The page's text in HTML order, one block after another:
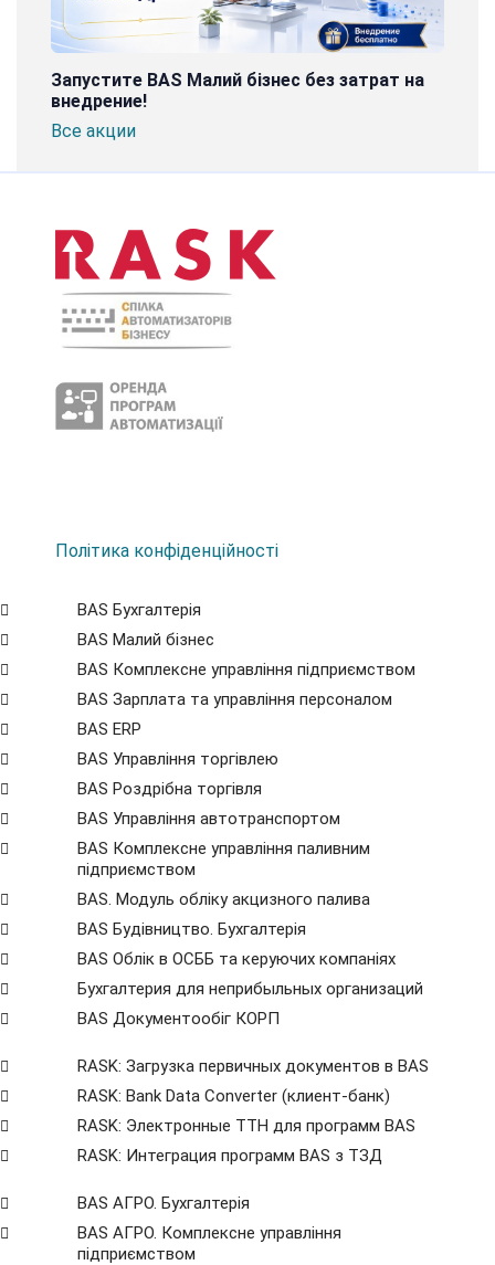
Запустите BAS Малий бізнес без затрат на
внедрение!
Все акции
Політика конфіденційності
BAS Бухгалтерія
BAS Малий бізнес
BAS Комплексне управління підприємством
BAS Зарплата та управління персоналом
BAS ERP
BAS Управління торгівлею
BAS Роздрібна торгівля
BAS Управління автотранспортом
BAS Комплексне управління паливним
підприємством
BAS. Модуль обліку акцизного палива
BAS Будівництво. Бухгалтерія
BAS Облік в ОСББ та керуючих компаніях
Бухгалтерия для неприбыльных организаций
BAS Документообіг КОРП
RASK: Загрузка первичных документов в BAS
RASK: Bank Data Сonverter (клиент-банк)
RASK: Электронные ТТН для программ BAS
RASK: Интеграция программ BAS з ТЗД
BAS АГРО. Бухгалтерія
BAS АГРО. Комплексне управління
підприємством